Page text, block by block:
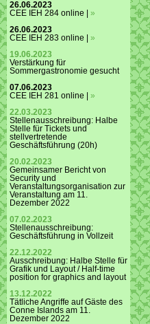
26.06.2023
CEE IEH 284 online | »
26.06.2023
CEE IEH 283 online | »
19.06.2023
Verstärkung für
Sommergastronomie gesucht
07.06.2023
CEE IEH 281 online | »
22.03.2023
Stellenausschreibung: Halbe
Stelle für Tickets und
stellvertretende
Geschäftsführung (20h)
20.02.2023
Gemeinsamer Bericht von
Security und
Veranstaltungsorganisation zur
Veranstaltung am 11.
Dezember 2022
07.02.2023
Stellenausschreibung:
Geschäftsführung in Vollzeit
22.12.2022
Ausschreibung: Halbe Stelle für
Grafik und Layout / Half-time
position for graphics and layout
13.12.2022
Tätliche Angriffe auf Gäste des
Conne Islands am 11.
Dezember 2022